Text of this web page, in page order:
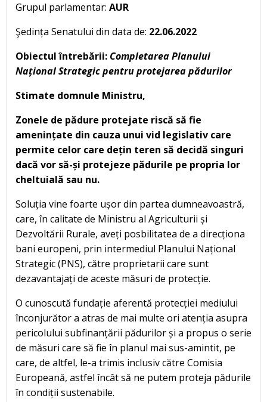
Grupul parlamentar: AUR
Şedința Senatului din data de: 22.06.2022
Obiectul întrebării: Completarea Planului
Național Strategic pentru protejarea pădurilor
Stimate domnule Ministru,
Zonele de pădure protejate riscă să fie
amenințate din cauza unui vid legislativ care
permite celor care dețin teren să decidă singuri
dacă vor să-și protejeze pădurile pe propria lor
cheltuială sau nu.
Soluția vine foarte ușor din partea dumneavoastră,
care, în calitate de Ministru al Agriculturii și
Dezvoltării Rurale, aveți posbilitatea de a direcționa
bani europeni, prin intermediul Planului Național
Strategic (PNS), către proprietarii care sunt
dezavantajați de aceste măsuri de protecție.
O cunoscută fundație aferentă protecției mediului
înconjurător a atras de mai multe ori atenția asupra
pericolului subfinanțării pădurilor și a propus o serie
de măsuri care să fie în planul mai sus-amintit, pe
care, de altfel, le-a trimis inclusiv către Comisia
Europeană, astfel încât să ne putem proteja pădurile
în condiții sustenabile.